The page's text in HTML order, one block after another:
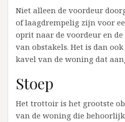
Niet alleen de voordeur
of laagdrempelig zijn voor
oprit naar de voordeur en
van obstakels. Het is dan
kavel van de woning dat
Stoep
Het trottoir is het grootste
van de woning die